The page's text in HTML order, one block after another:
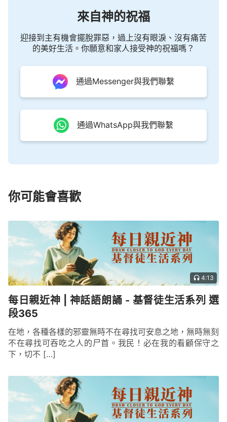
來自神的祝福
迎接到主有機會擺脫罪惡，過上沒有眼淚、沒有痛苦
的美好生活。你願意和家人接受神的祝福嗎？
通過Messenger與我們聯繫
通過WhatsApp與我們聯繫
你可能會喜歡
4:13
每日親近神 | 神話語朗誦 - 基督徒生活系列 選
段365
在地，各種各樣的邪靈無時不在尋找可安息之地，無時無刻
不在尋找可吞吃之人的尸首。我民！必在我的看顧保守之
下，切不 […]